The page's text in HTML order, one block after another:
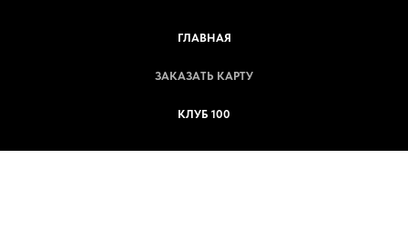
ГЛАВНАЯ
ЗАКАЗАТЬ КАРТУ
КЛУБ 100